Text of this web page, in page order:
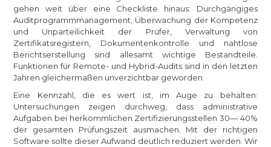
gehen weit über eine Checkliste hinaus: Durchgängiges
Auditprogrammmanagement, Überwachung der Kompetenz
und Unparteilichkeit der Prüfer, Verwaltung von
Zertifikatsregistern, Dokumentenkontrolle und nahtlose
Berichtserstellung sind allesamt wichtige Bestandteile.
Funktionen für Remote- und Hybrid-Audits sind in den letzten
Jahren gleichermaßen unverzichtbar geworden.
Eine Kennzahl, die es wert ist, im Auge zu behalten:
Untersuchungen zeigen durchweg, dass administrative
Aufgaben bei herkömmlichen Zertifizierungsstellen 30— 40%
der gesamten Prüfungszeit ausmachen. Mit der richtigen
Software sollte dieser Aufwand deutlich reduziert werden. Wir